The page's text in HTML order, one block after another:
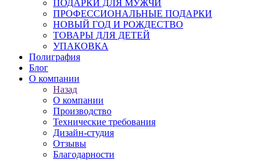
ПОДАРКИ ДЛЯ МУЖЧИ
ПРОФЕССИОНАЛЬНЫЕ ПОДАРКИ
НОВЫЙ ГОД И РОЖДЕСТВО
ТОВАРЫ ДЛЯ ДЕТЕЙ
УПАКОВКА
Полиграфия
Блог
О компании
Назад
О компании
Производство
Технические требования
Дизайн-студия
Отзывы
Благодарности